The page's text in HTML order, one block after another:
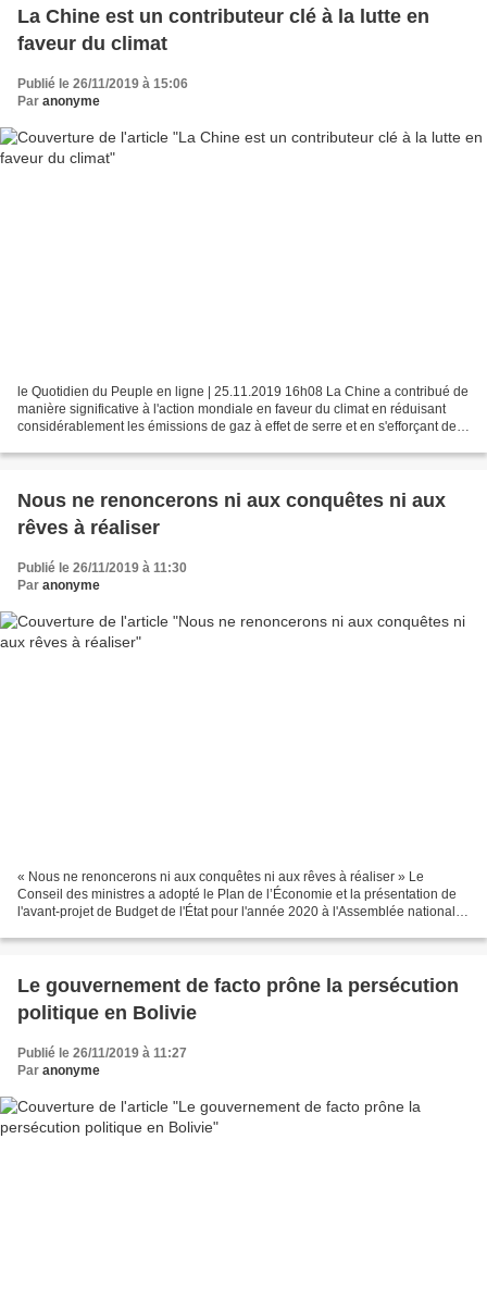
La Chine est un contributeur clé à la lutte en
faveur du climat
Publié le 26/11/2019 à 15:06
Par anonyme
le Quotidien du Peuple en ligne | 25.11.2019 16h08 La Chine a contribué de
manière significative à l'action mondiale en faveur du climat en réduisant
considérablement les émissions de gaz à effet de serre et en s'efforçant de
Nous ne renoncerons ni aux conquêtes ni aux
rêves à réaliser
Publié le 26/11/2019 à 11:30
Par anonyme
« Nous ne renoncerons ni aux conquêtes ni aux rêves à réaliser » Le
Conseil des ministres a adopté le Plan de l’Économie et la présentation de
l'avant-projet de Budget de l'État pour l'année 2020 à l'Assemblée nationale
Le gouvernement de facto prône la persécution
politique en Bolivie
Publié le 26/11/2019 à 11:27
Par anonyme